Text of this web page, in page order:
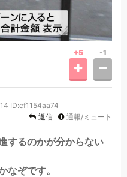
+5 -1
ID:cf1154aa74
返信
通報/ミュート
するのかが分からない
なぞです。